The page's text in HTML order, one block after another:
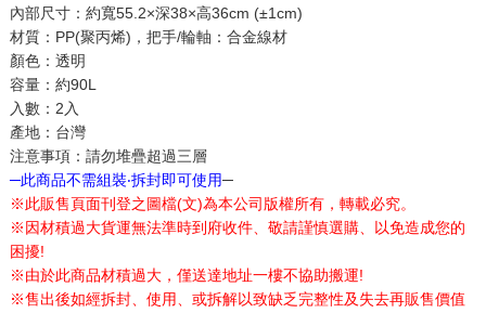
內部尺寸：約寬55.2×深38×高36cm (±1cm)
材質：PP(聚丙烯)，把手/輪軸：合金線材
顏色：透明
容量：約90L
入數：2入
產地：台灣
注意事項：請勿堆疊超過三層
─此商品不需組裝‧拆封即可使用─
※此販售頁面刊登之圖檔(文)為本公司版權所有，轉載必究。
※因材積過大貨運無法準時到府收件、敬請謹慎選購、以免造成您的
困擾!
※由於此商品材積過大，僅送達地址一樓不協助搬運!
※售出後如經拆封、使用、或拆解以致缺乏完整性及失去再販售價值